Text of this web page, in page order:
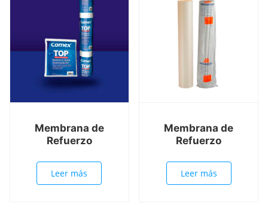
Membrana de
Refuerzo
Leer más
Membrana de
Refuerzo
Leer más